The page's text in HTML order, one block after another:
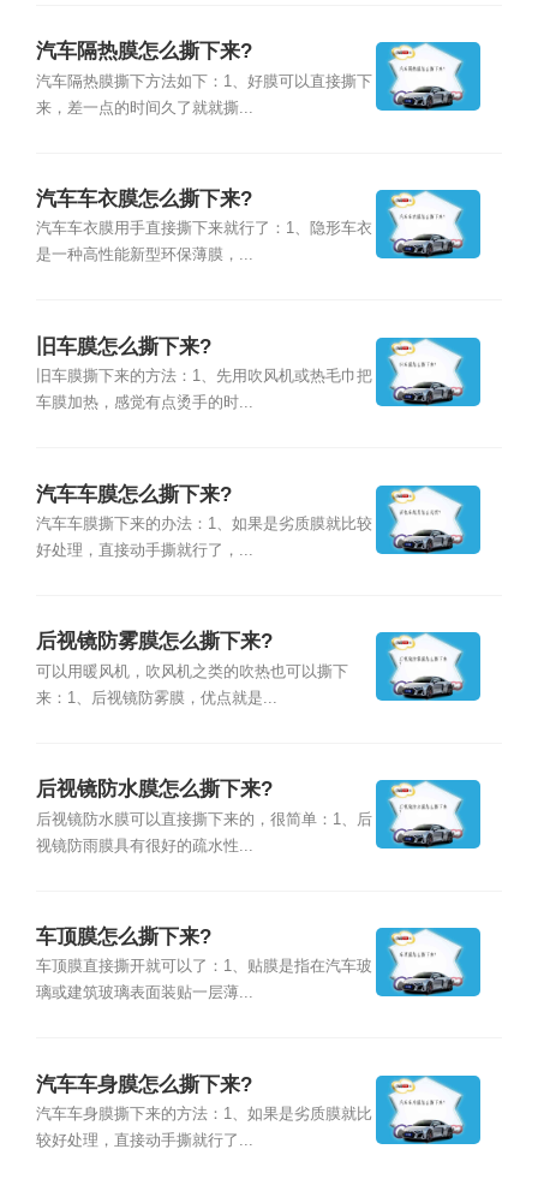
汽车隔热膜怎么撕下来?
汽车隔热膜撕下方法如下：1、好膜可以直接撕下
来，差一点的时间久了就就撕...
汽车车衣膜怎么撕下来?
汽车车衣膜用手直接撕下来就行了：1、隐形车衣
是一种高性能新型环保薄膜，...
旧车膜怎么撕下来?
旧车膜撕下来的方法：1、先用吹风机或热毛巾把
车膜加热，感觉有点烫手的时...
汽车车膜怎么撕下来?
汽车车膜撕下来的办法：1、如果是劣质膜就比较
好处理，直接动手撕就行了，...
后视镜防雾膜怎么撕下来?
可以用暖风机，吹风机之类的吹热也可以撕下
来：1、后视镜防雾膜，优点就是...
后视镜防水膜怎么撕下来?
后视镜防水膜可以直接撕下来的，很简单：1、后
视镜防雨膜具有很好的疏水性...
车顶膜怎么撕下来?
车顶膜直接撕开就可以了：1、贴膜是指在汽车玻
璃或建筑玻璃表面装贴一层薄...
汽车车身膜怎么撕下来?
汽车车身膜撕下来的方法：1、如果是劣质膜就比
较好处理，直接动手撕就行了...